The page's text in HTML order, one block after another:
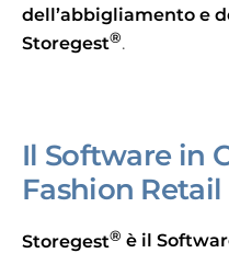
dell’abbigliamento e
Storegest®.
Il Software in
Fashion Retail
Storegest® è il